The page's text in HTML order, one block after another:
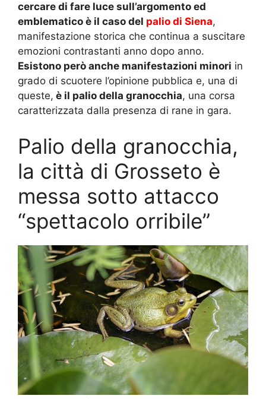
cercare di fare luce sull’argomento ed
emblematico è il caso del palio di Siena,
manifestazione storica che continua a suscitare
emozioni contrastanti anno dopo anno.
Esistono però anche manifestazioni minori in
grado di scuotere l’opinione pubblica e, una di
queste, è il palio della granocchia, una corsa
caratterizzata dalla presenza di rane in gara.
Palio della granocchia,
la città di Grosseto è
messa sotto attacco
“spettacolo orribile”